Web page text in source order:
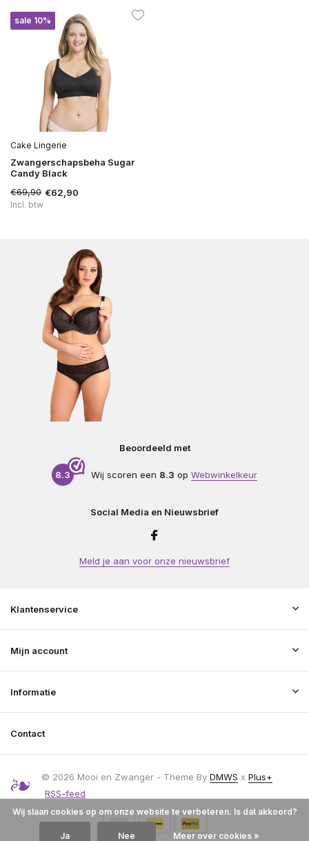
sale 10%
Cake Lingerie
Zwangerschapsbeha Sugar
Candy Black
€69,90 €62,90
Incl. btw
Beoordeeld met
8.3 Wij scoren een 8.3 op Webwinkelkeur
Social Media en Nieuwsbrief
Meld je aan voor onze nieuwsbrief
Klantenservice
Mijn account
Informatie
Contact
© 2026 Mooi en Zwanger - Theme By DMWS x Plus+
RSS-feed
Wij slaan cookies op om onze website te verbeteren. Is dat akkoord?
Ja Nee Meer over cookies »